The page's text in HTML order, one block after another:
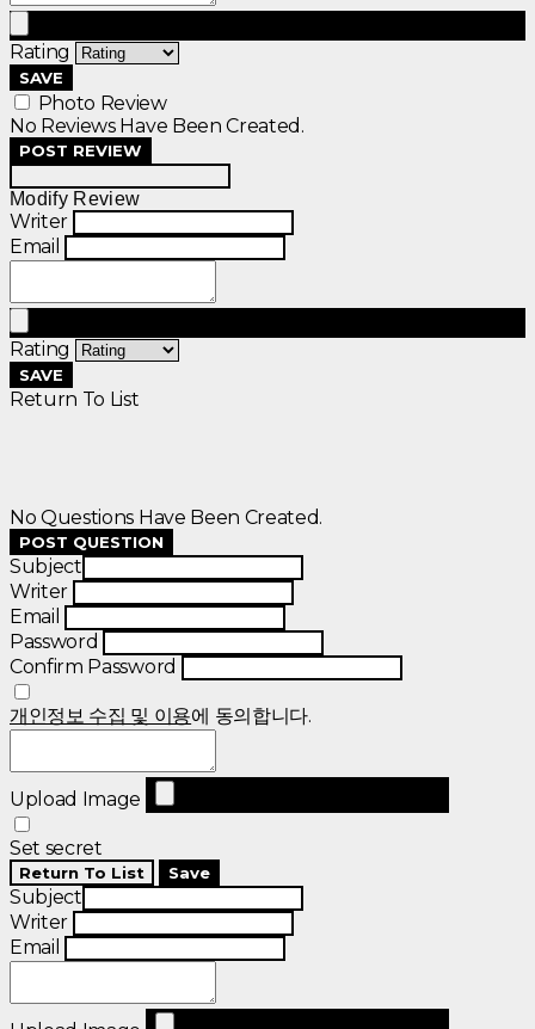
Rating
SAVE
Photo Review
No Reviews Have Been Created.
POST REVIEW
Modify Review
Writer
Email
Rating
SAVE
Return To List
No Questions Have Been Created.
POST QUESTION
Subject
Writer
Email
Password
Confirm Password
개인정보 수집 및 이용에 동의합니다.
Upload Image
Set secret
Return To List Save
Subject
Writer
Email